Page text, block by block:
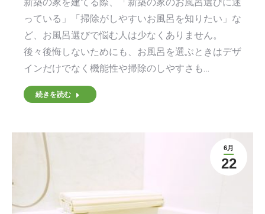
っている」「掃除がしやすいお風呂を知りたい」な
ど、お風呂選びで悩む人は少なくありません。
後々後悔しないためにも、お風呂を選ぶときはデザ
インだけでなく機能性や掃除のしやすさも…
続きを読む
6月
22